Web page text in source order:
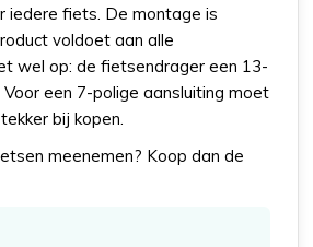
iedere fiets. De montage is
voldoet aan alle
wel op: de fietsendrager een 13-
Voor een 7-polige aansluiting moet
bij kopen.
meenemen? Koop dan de